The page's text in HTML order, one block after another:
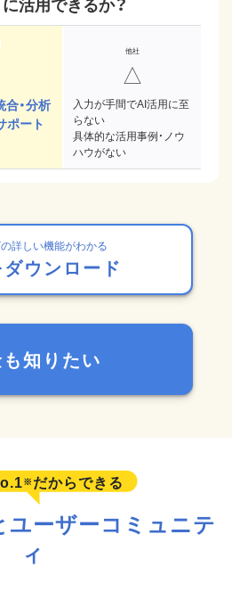
・分析
ポート
△
入力が手間でAI活用に至
らない
具体的な活用事例・ノウ
ハウがない
詳しい機能がわかる
ウンロード
知りたい
※ だからできる
ユーザーコミュニテ
ィ